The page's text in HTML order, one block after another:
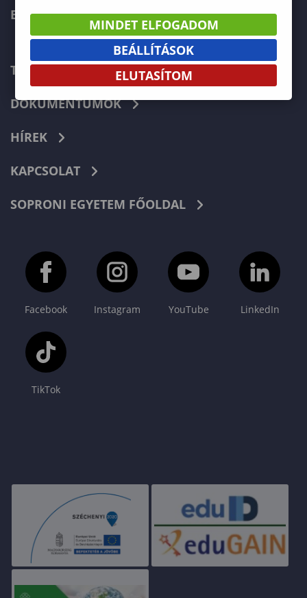
ERASMUS+
TELEFONKÖNYV
DOKUMENTUMOK
HÍREK
KAPCSOLAT
SOPRONI EGYETEM FŐOLDAL
Facebook Instagram YouTube LinkedIn
TikTok
MINDET ELFOGADOM
BEÁLLÍTÁSOK
ELUTASÍTOM